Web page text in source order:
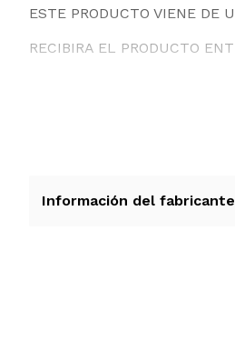
ESTE PRODUCTO VIENE DE
RECIBIRA EL PRODUCTO
Información del fabricante